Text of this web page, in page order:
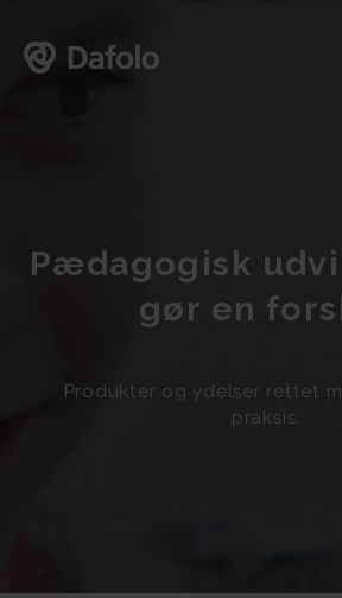
Pædagogisk
gør en
Produkter og ydelser rettet
praksis.